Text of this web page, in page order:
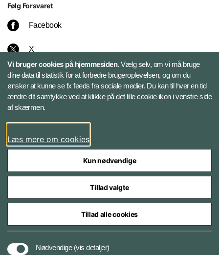
Følg Forsvaret
Facebook
X
Instagram
Bluesky
LinkedIn
Styrelser og myndigheder under Forsvarsministeriet
Vi bruger cookies på hjemmesiden.Vælg selv, om vi må bruge
dine data til statistik for at forbedre brugeroplevelsen, og om du
ønsker at kunne se fx feeds fra sociale medier. Du kan til hver en tid
ændre dit samtykke ved at klikke på det lille cookie-ikon i venstre side
af skærmen.
Læs mere om cookies
Kun nødvendige
Tillad valgte
Tillad alle cookies
Nødvendige (vis detaljer)